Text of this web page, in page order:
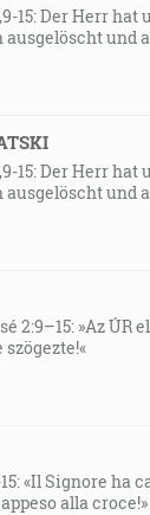
15: Der Herr hat
und
15: Der Herr hat
und
2:9–15: »Az ÚR
15: «Il Signore ha
alla croce!»